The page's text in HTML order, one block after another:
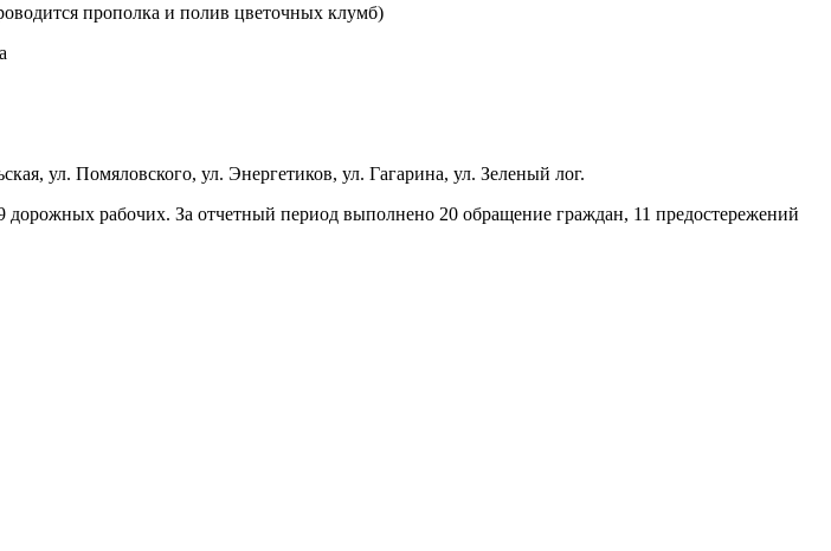
прополка и полив цветочных клумб)
ул. Помяловского, ул. Энергетиков, ул. Гагарина, ул. Зеленый лог.
рабочих. За отчетный период выполнено 20 обращение граждан, 11 предостережений